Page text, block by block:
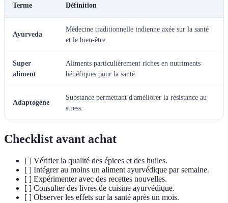
Terme Définition
Ayurveda
Médecine traditionnelle indienne axée sur la santé
et le bien-être.
Super
aliment
Aliments particulièrement riches en nutriments
bénéfiques pour la santé.
Adaptogène
Substance permettant d'améliorer la résistance au
stress.
Checklist avant achat
[ ] Vérifier la qualité des épices et des huiles.
[ ] Intégrer au moins un aliment ayurvédique par semaine.
[ ] Expérimenter avec des recettes nouvelles.
[ ] Consulter des livres de cuisine ayurvédique.
[ ] Observer les effets sur la santé après un mois.